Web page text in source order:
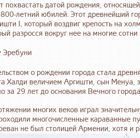
похвастать датой рождения,
летний юбилей. Этот древнейший
I, который воздвиг крепость на
разросся вокруг нее на многие
о рождении города стала
Халди величием Аргишти, сын Менуа,
за 29 лет до основания Вечного
многих веков играл
многочисленные караванные
не был столицей Армении, хотя и